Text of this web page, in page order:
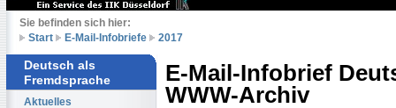
Sie befinden sich hier:
Start
E-Mail-Infobriefe 2017
Deutsch als
Fremdsprache
Aktuelles
E-Mail-Infobrief
WWW-Archiv